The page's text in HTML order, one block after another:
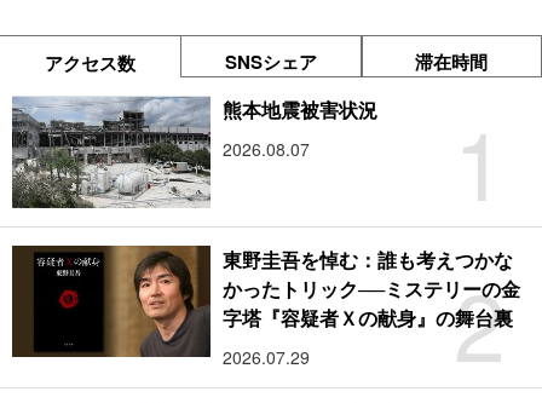
アクセス数 SNSシェア 滞在時間
1
熊本地震被害状況
2026.08.07
2
東野圭吾を悼む：誰も考えつかな
かったトリック──ミステリーの金
字塔『容疑者Ｘの献身』の舞台裏
2026.07.29